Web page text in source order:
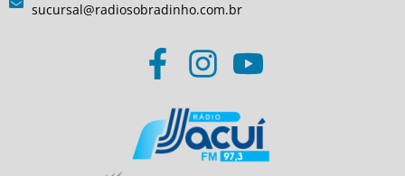
sucursal@radiosobradinho.com.br